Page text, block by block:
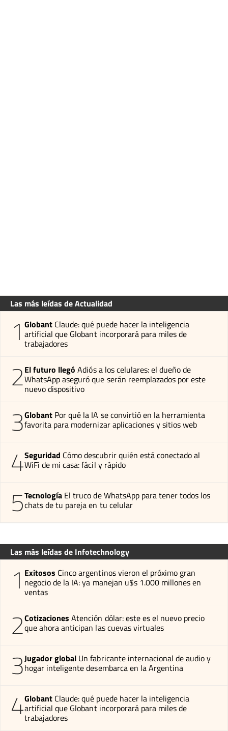
Las más leídas de Actualidad
1 Globant Claude: qué puede hacer la inteligencia
artificial que Globant incorporará para miles de
trabajadores
2El futuro llegó Adiós a los celulares: el dueño de
WhatsApp aseguró que serán reemplazados por este
nuevo dispositivo
3Globant Por qué la IA se convirtió en la herramienta
favorita para modernizar aplicaciones y sitios web
4Seguridad Cómo descubrir quién está conectado al
WiFi de mi casa: fácil y rápido
5Tecnología El truco de WhatsApp para tener todos los
chats de tu pareja en tu celular
Las más leídas de Infotechnology
1 Exitosos Cinco argentinos vieron el próximo gran
negocio de la IA: ya manejan u$s 1.000 millones en
ventas
2Cotizaciones Atención dólar: este es el nuevo precio
que ahora anticipan las cuevas virtuales
3Jugador global Un fabricante internacional de audio y
hogar inteligente desembarca en la Argentina
4Globant Claude: qué puede hacer la inteligencia
artificial que Globant incorporará para miles de
trabajadores